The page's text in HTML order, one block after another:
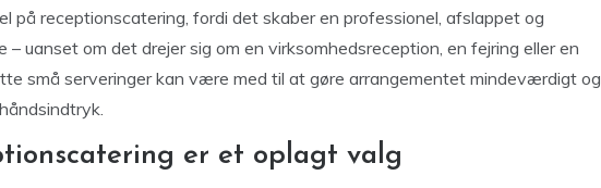
på receptionscatering, fordi det skaber en professionel, afslappet og
uanset om det drejer sig om en virksomhedsreception, en fejring eller en
små serveringer kan være med til at gøre arrangementet mindeværdigt og
er et oplagt valg